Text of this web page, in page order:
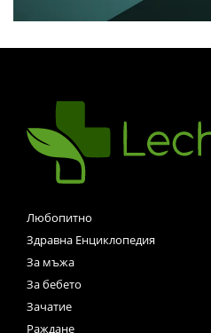
Любопитно
Здравна Енциклопедия
За мъжа
За бебето
Зачатие
Раждане